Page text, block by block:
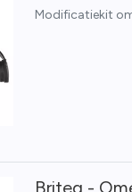
Modificatiekit om
Briteq -